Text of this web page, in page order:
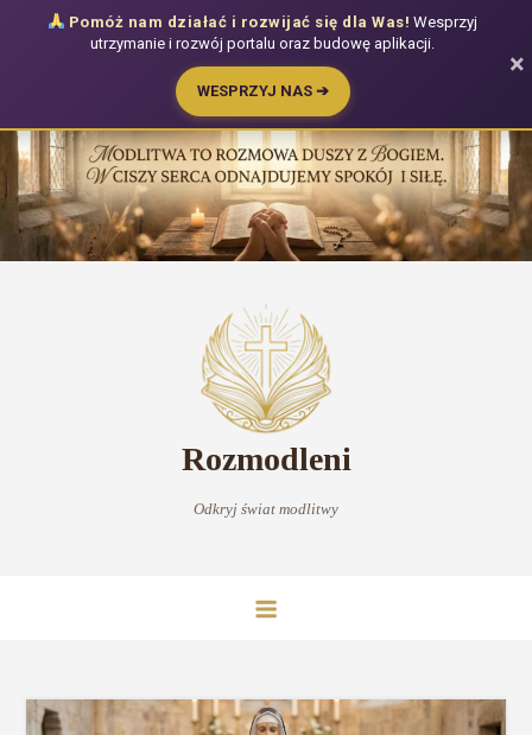
do
treści
Rozmodleni
Odkryj świat modlitwy
Pomóż nam działać i rozwijać się dla Was! Wesprzyj
utrzymanie i rozwój portalu oraz budowę aplikacji.
WESPRZYJ NAS ➔
×